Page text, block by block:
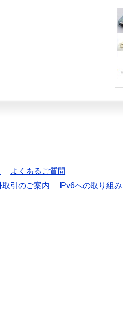
よくあるご質問
取引のご案内
IPv6への取り組み